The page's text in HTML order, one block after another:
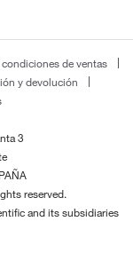
de ventas
y devolución
3
reserved.
and its subsidiaries